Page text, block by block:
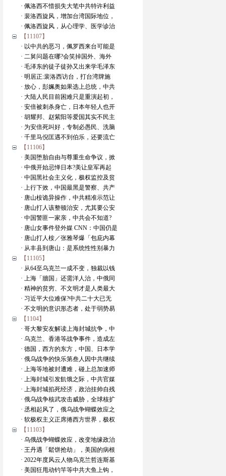
· 佩洛西不惜损失大笔中共特许利益
· 裴洛西旋风，增加台湾国际地位，
· 佩洛西旋风，从心理学、医学诊治
【11107】
· 以中共的恶习，佩罗西来台可能是
· 二舅问题在哪?会笑掉国外、海外
· 毛泽东的徒子徒孙又出来学毛泽东
· 明居正:裴洛西访台，打台湾牌施
· 放心，彭姵奥如果选上总统，中共
· 大陆人民目前困难只是重演起初，
· 安倍被刺杀身亡，日本年轻人也开
· 胡耀邦、赵紫阳等爱国其实不民主
· 为安倍死叫好，专制必愚民、洗脑
· 千里马倪匡遇不到伯乐，还要流亡
【11106】
· 美国堕胎自由与尊重生命争议，掀
· 中俄开始忌惮日本?美让皇军再起
· 中国黑社会主义化，极权监控及贫
· 上行下效，中国最黑是警察、共产
· 唐山桉诡异操作，中共精准示范让
· 唐山打人该整顿治安，尤其要公安
· 中国警匪一家亲，中共会不知道?
· 唐山女事件登外媒 CNN：中国仍是
· 唐山打人桉／张雅琴爆「包庇内幕
· 从丰县到唐山：是系统性性别暴力
【11105】
· 从64至乌克兰一成不变，独裁以钱
· 上海「牆国」还需洋人治，中俄同
· 精神的贫穷、不文明才是人类最大
· 习近平大位难保?中共二十大已无
· 不文明的意识形态者，处于弱势易
【1104】
· 哥大黎安友解读上海封城抗争，中
· 乌克兰、香港等战争事件，造成左
· 德国，西方的东方，中国、日本学
· 俄乌战争的快乐第叁人因中共继续
· 上海等地被封遭难，碰上总加速师
· 上海封城引发飢饿之际，中共官媒
· 上海封城掐死经济，政治挂帅自残
· 俄乌战争核武攻击威胁，全球核扩
· 丞相起风了，俄乌战争蝴蝶效应之
· 软极权主义正席捲西方世界，极权
【11103】
· 乌俄战争蝴蝶效应，改变地缘政治
· 王丹遇「鬆饼抢劫」，美国的病根
· 2022年度风云人物乌克兰哲连斯基
· 美国狂甩动钓竿等中共大鱼上钩，